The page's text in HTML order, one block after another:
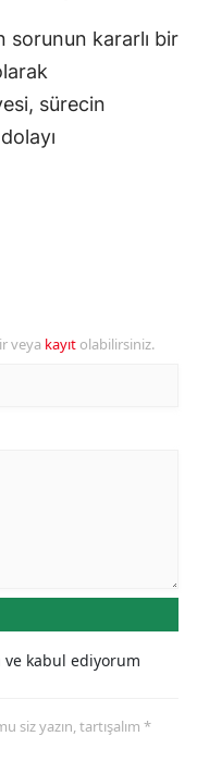
sorunun kararlı bir
sürecin
veya kayıt olabilirsiniz.
ve kabul ediyorum
siz yazın, tartışalım *